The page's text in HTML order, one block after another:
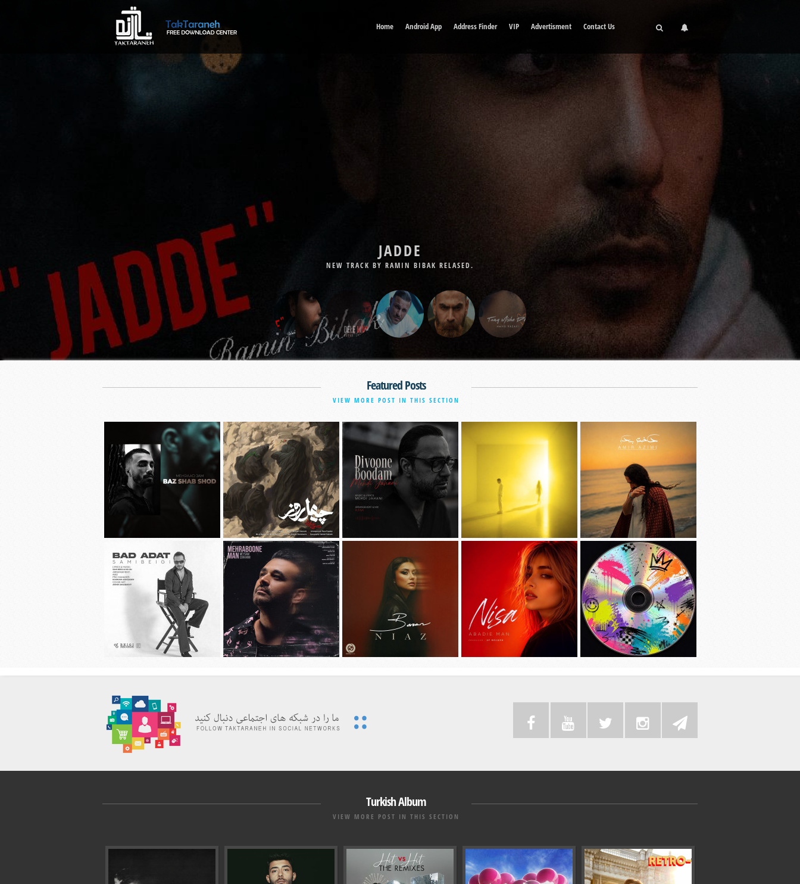
Home Android App Address Finder VIP Advertisment Contact Us
DELE MAN
NEW TRACK BY BABAK JAHANBAKHSH RELASED.
Featured Posts
VIEW MORE POST IN THIS SECTION
دانلود آهنگ جديد مهراد جم به نام باز
شب شد
دانلود آهنگ جديد محسن چاوشی به نام
چهل روز
دانلود آهنگ جديد مهدی جهانی به نام
دیوونه بودم
دانلود آهنگ جديد سیجل و سوگند به نام
وقتی رفت
دانلود آهنگ جديد امیر عظیمی به نام
دختر بندر
عادت
Turkish Album
VIEW MORE POST IN THIS SECTION